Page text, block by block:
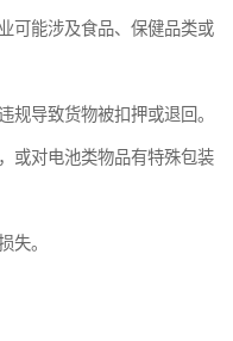
可能涉及食品、保健品类或
规导致货物被扣押或退回。
或对电池类物品有特殊包装
失。